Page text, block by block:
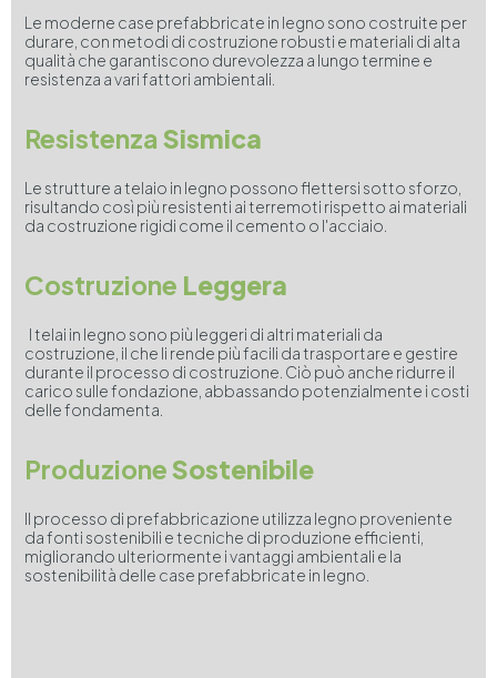
Le moderne case prefabbricate in legno sono costruite per
durare, con metodi di costruzione robusti e materiali di alta
qualità che garantiscono durevolezza a lungo termine e
resistenza a vari fattori ambientali.
Resistenza Sismica
Le strutture a telaio in legno possono flettersi sotto sforzo,
risultando così più resistenti ai terremoti rispetto ai materiali
da costruzione rigidi come il cemento o l'acciaio.
Costruzione Leggera
I telai in legno sono più leggeri di altri materiali da
costruzione, il che li rende più facili da trasportare e gestire
durante il processo di costruzione. Ciò può anche ridurre il
carico sulle fondazione, abbassando potenzialmente i costi
delle fondamenta.
ProduzioneSostenibile
Il processo di prefabbricazione utilizza legno proveniente
da fonti sostenibili e tecniche di produzione efficienti,
migliorando ulteriormente i vantaggi ambientali e la
sostenibilità delle case prefabbricate in legno.